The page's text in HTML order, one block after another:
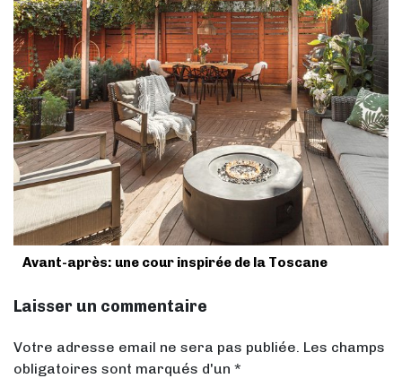
Avant-après: une cour inspirée de la Toscane
Laisser un commentaire
Votre adresse email ne sera pas publiée. Les champs
obligatoires sont marqués d'un *